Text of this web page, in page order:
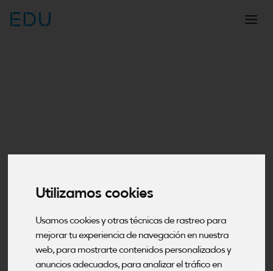
Utilizamos cookies
Usamos cookies y otras técnicas de rastreo para
mejorar tu experiencia de navegación en nuestra
web, para mostrarte contenidos personalizados y
anuncios adecuados, para analizar el tráfico en
EDU